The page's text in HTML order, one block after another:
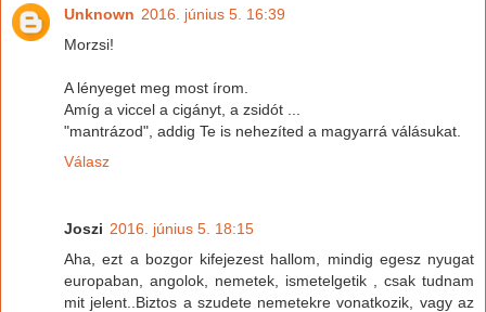
Unknown 2016. június 5. 16:39
Morzsi!
A lényeget meg most írom.
Amíg a viccel a cigányt, a zsidót ...
"mantrázod", addig Te is nehezíted a magyarrá válásukat.
Válasz
Joszi 2016. június 5. 18:15
Aha, ezt a bozgor kifejezest hallom, mindig egesz nyugat
europaban, angolok, nemetek, ismetelgetik , csak tudnam
mit jelent..Biztos a szudete nemetekre vonatkozik, vagy az